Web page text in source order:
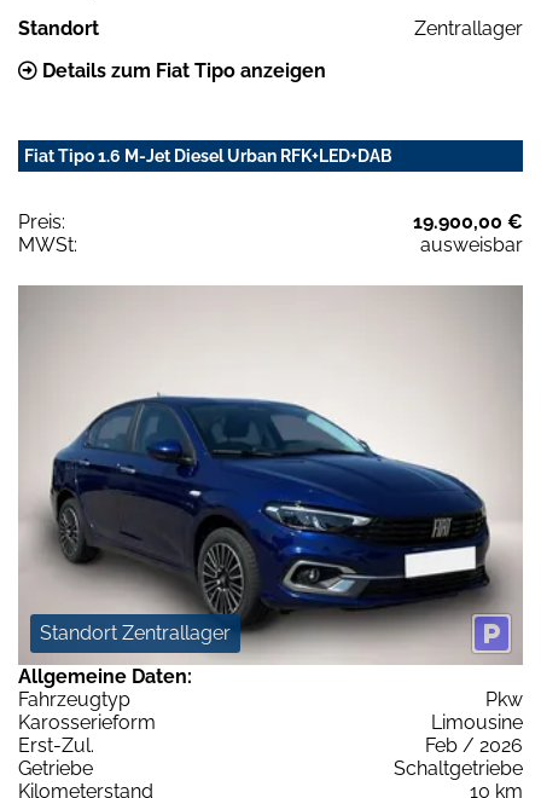
Standort
Zentrallager
Details zum Fiat Tipo anzeigen
Fiat Tipo 1.6 M-Jet Diesel Urban RFK+LED+DAB
Preis:
19.900,00 €
MWSt:
ausweisbar
Standort Zentrallager
Allgemeine Daten:
Fahrzeugtyp
Pkw
Karosserieform
Limousine
Erst-Zul.
Feb / 2026
Getriebe
Schaltgetriebe
Kilometerstand
10 km